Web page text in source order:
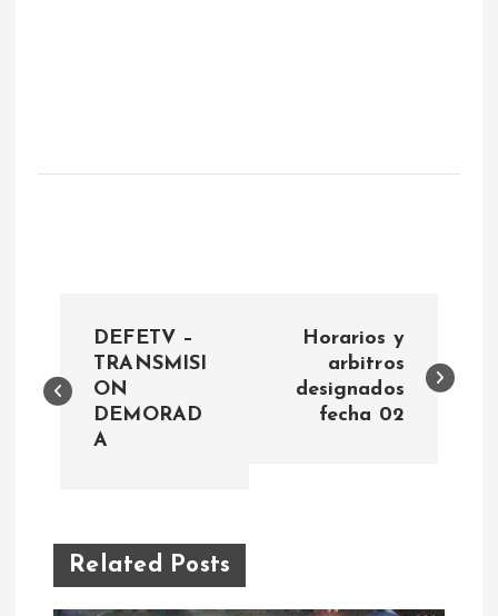
a
g
a
DEFETV –
TRANSMISI
ON
DEMORAD
A
Horarios y
arbitros
designados
fecha 02
Related Posts